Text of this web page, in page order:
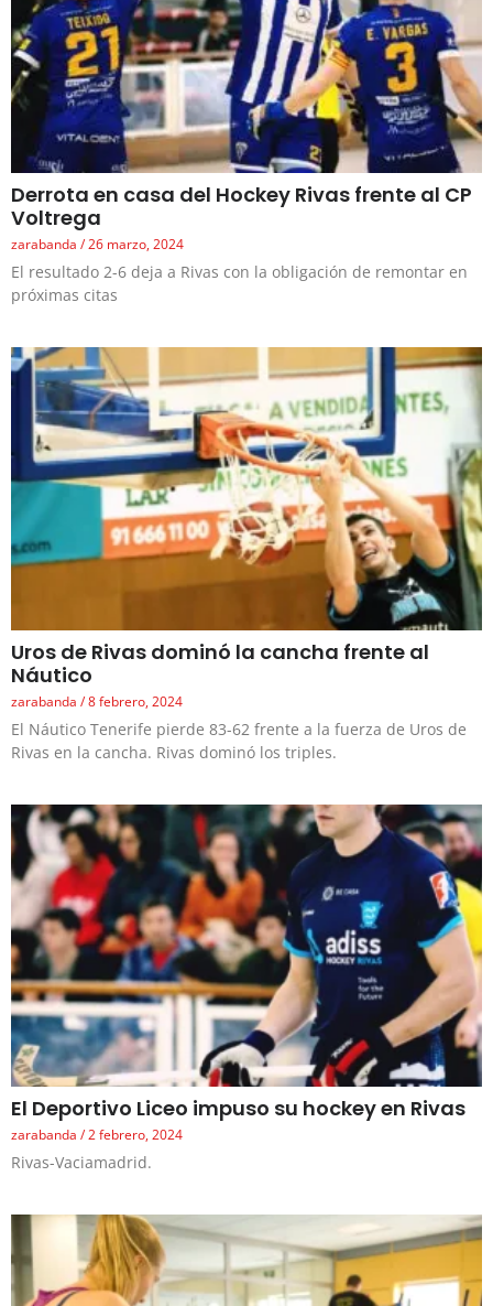
Derrota en casa del Hockey Rivas frente al CP
Voltrega
zarabanda 26 marzo, 2024
El resultado 2-6 deja a Rivas con la obligación de remontar en
próximas citas
Uros de Rivas dominó la cancha frente al
Náutico
zarabanda 8 febrero, 2024
El Náutico Tenerife pierde 83-62 frente a la fuerza de Uros de
Rivas en la cancha. Rivas dominó los triples.
El Deportivo Liceo impuso su hockey en Rivas
zarabanda 2 febrero, 2024
Rivas-Vaciamadrid.